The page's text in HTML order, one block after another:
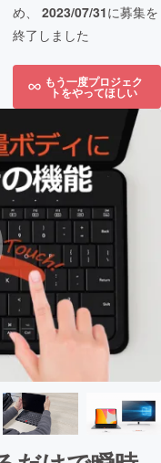
め、 2023/07/31に募集を
終了しました
もう一度プロジェク
トをやってほしい